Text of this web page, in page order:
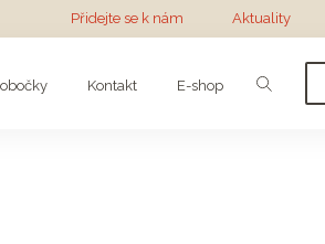
Přidejte se k nám Aktuality
Kontakt E-shop